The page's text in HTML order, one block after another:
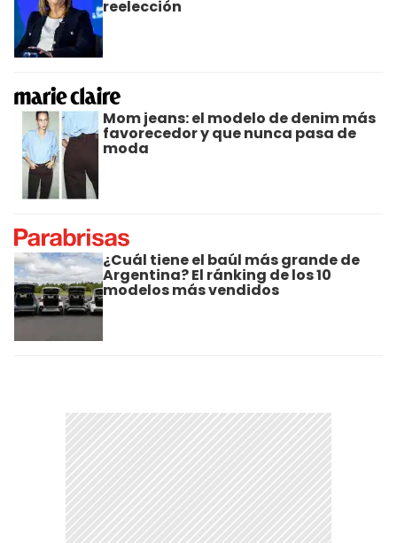
reelección
Mom jeans: el modelo de denim más
favorecedor y que nunca pasa de
moda
¿Cuál tiene el baúl más grande de
Argentina? El ránking de los 10
modelos más vendidos